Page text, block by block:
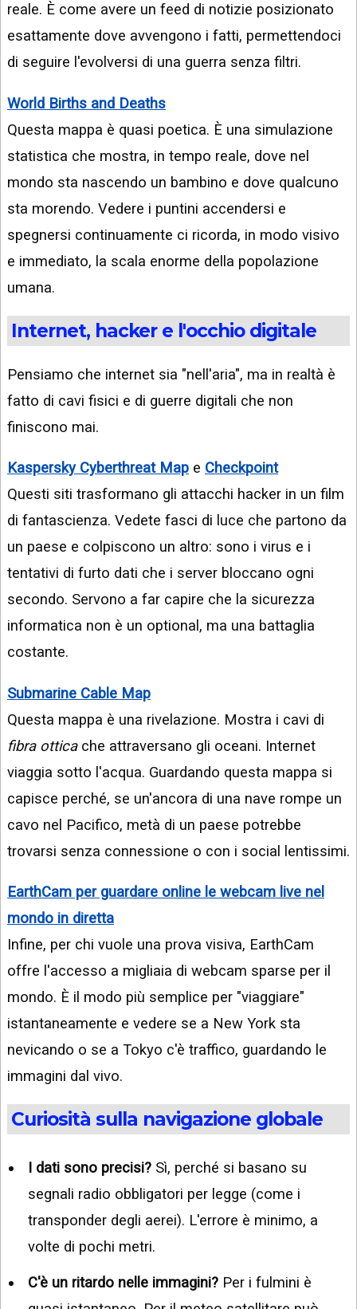
reale. È come avere un feed di notizie posizionato
esattamente dove avvengono i fatti, permettendoci
di seguire l'evolversi di una guerra senza filtri.
World Births and Deaths
Questa mappa è quasi poetica. È una simulazione
statistica che mostra, in tempo reale, dove nel
mondo sta nascendo un bambino e dove qualcuno
sta morendo. Vedere i puntini accendersi e
spegnersi continuamente ci ricorda, in modo visivo
e immediato, la scala enorme della popolazione
umana.
Internet, hacker e l'occhio digitale
Pensiamo che internet sia "nell'aria", ma in realtà è
fatto di cavi fisici e di guerre digitali che non
finiscono mai.
Kaspersky Cyberthreat Map e Checkpoint
Questi siti trasformano gli attacchi hacker in un film
di fantascienza. Vedete fasci di luce che partono da
un paese e colpiscono un altro: sono i virus e i
tentativi di furto dati che i server bloccano ogni
secondo. Servono a far capire che la sicurezza
informatica non è un optional, ma una battaglia
costante.
Submarine Cable Map
Questa mappa è una rivelazione. Mostra i cavi di
fibra otticache attraversano gli oceani. Internet
viaggia sotto l'acqua. Guardando questa mappa si
capisce perché, se un'ancora di una nave rompe un
cavo nel Pacifico, metà di un paese potrebbe
trovarsi senza connessione o con i social lentissimi.
EarthCam per guardare online le webcam live nel
mondo in diretta
Infine, per chi vuole una prova visiva, EarthCam
offre l'accesso a migliaia di webcam sparse per il
mondo. È il modo più semplice per "viaggiare"
istantaneamente e vedere se a New York sta
nevicando o se a Tokyo c'è traffico, guardando le
immagini dal vivo.
Curiosità sulla navigazione globale
I dati sono precisi? Sì, perché si basano su
segnali radio obbligatori per legge (come i
transponder degli aerei). L'errore è minimo, a
volte di pochi metri.
C'è un ritardo nelle immagini? Per i fulmini è